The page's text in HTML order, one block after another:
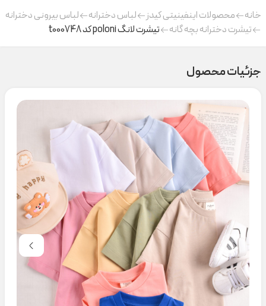
خانه محصولات اینفینیتی کیدز لباس دخترانه
لباس بیرونی دخترانه
تیشرت دخترانه بچه گانه
تیشرت لانگ poloni کد t000748
جزئیات محصول